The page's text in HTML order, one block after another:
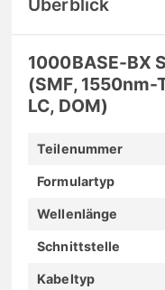
Überblick
1000BASE-BX
(SMF,
LC, DOM)
Teilenummer
Formulartyp
Wellenlänge
Schnittstelle
Kabeltyp